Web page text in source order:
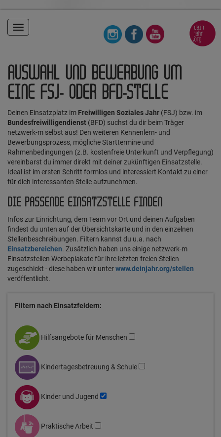
Toggle
navigation
AUSWAHL UND BEWERBUNG UM
EINE FSJ- ODER BFD-STELLE
Deinen Einsatzplatz im Freiwilligen Soziales Jahr (FSJ) bzw. im
Bundesfreiwilligendienst (BFD) suchst du dir beim Träger
netzwerk-m selbst aus! Den weiteren Kennenlern- und
Bewerbungsprozess, mögliche Starttermine und
Rahmenbedingungen (z.B. kostenfreie Unterkunft und Verpflegung)
vereinbarst du immer direkt mit deiner zukünftigen Einsatzstelle.
Ideal ist im ersten Schritt formlos und interessiert Kontakt zu einer
für dich interessanten Stelle aufzunehmen.
DIE PASSENDE EINSATZSTELLE FINDEN
Infos zur Einrichtung, dem Team vor Ort und deinen Aufgaben
findest du unten auf der Übersichtskarte und in den einzelnen
Stellenbeschreibungen. Filtern kannst du u.a. nach
Einsatzbereichen. Zusätzlich haben uns einige netzwerk-m
Einsatzstellen Werbeplakate für ihre letzten freien Stellen
zugeschickt - diese haben wir unterwww.deinjahr.org/stellen
veröffentlicht.
Filtern nach Einsatzfeldern:
Hilfsangebote für Menschen
Kindertagesbetreuung & Schule
Kinder und Jugend
Praktische Arbeit